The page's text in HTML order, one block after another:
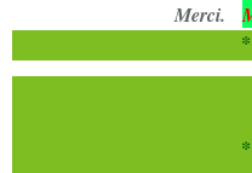
Merci.